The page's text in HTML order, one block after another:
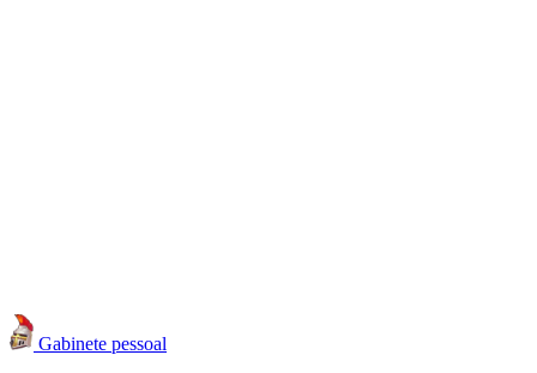
Gabinete pessoal